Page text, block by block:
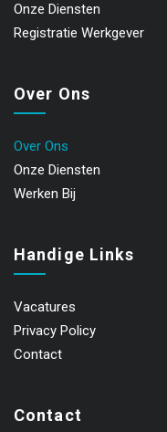
Onze Diensten
Registratie Werkgever
Over Ons
Over Ons
Onze Diensten
Werken Bij
Handige Links
Vacatures
Privacy Policy
Contact
Contact